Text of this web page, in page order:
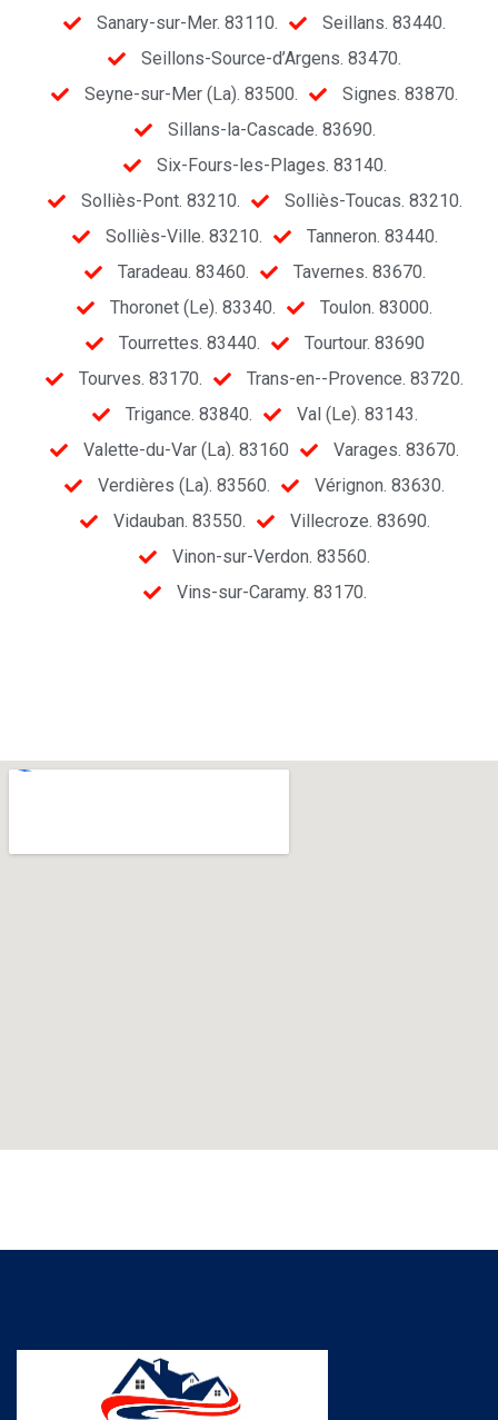
Sanary-sur-Mer. 83110.
Seillans. 83440.
Seillons-Source-d’Argens. 83470.
Seyne-sur-Mer (La). 83500.
Signes. 83870.
Sillans-la-Cascade. 83690.
Six-Fours-les-Plages. 83140.
Solliès-Pont. 83210.
Solliès-Toucas. 83210.
Solliès-Ville. 83210.
Tanneron. 83440.
Taradeau. 83460.
Tavernes. 83670.
Thoronet (Le). 83340.
Toulon. 83000.
Tourrettes. 83440.
Tourtour. 83690
Tourves. 83170.
Trans-en--Provence. 83720.
Trigance. 83840.
Val (Le). 83143.
Valette-du-Var (La). 83160
Varages. 83670.
Verdières (La). 83560.
Vérignon. 83630.
Vidauban. 83550.
Villecroze. 83690.
Vinon-sur-Verdon. 83560.
Vins-sur-Caramy. 83170.